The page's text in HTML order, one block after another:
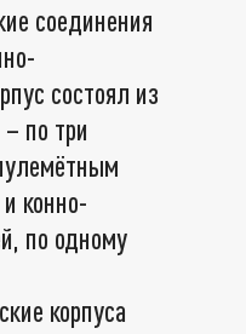
соединения
состоял из
по три
конно-
по одному
корпуса